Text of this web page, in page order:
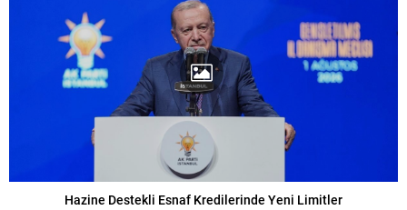
Hazine Destekli Esnaf Kredilerinde Yeni Limitler